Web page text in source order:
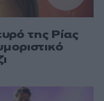
της Ρίας